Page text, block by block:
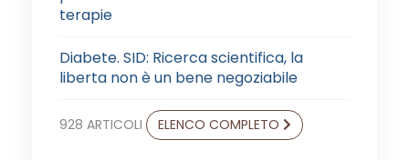
terapie
Diabete. SID: Ricerca scientifica, la
liberta non è un bene negoziabile
928 ARTICOLI ELENCO COMPLETO